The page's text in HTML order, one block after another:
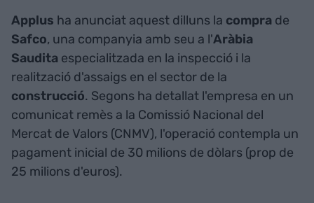
Applus ha anunciat aquest dilluns la compra de
Safco, una companyia amb seu a l'Aràbia
Saudita especialitzada en la inspecció i la
realització d'assaigs en el sector de la
construcció. Segons ha detallat l'empresa en un
comunicat remès a la Comissió Nacional del
Mercat de Valors (CNMV), l'operació contempla un
pagament inicial de 30 milions de dòlars (prop de
25 milions d'euros).